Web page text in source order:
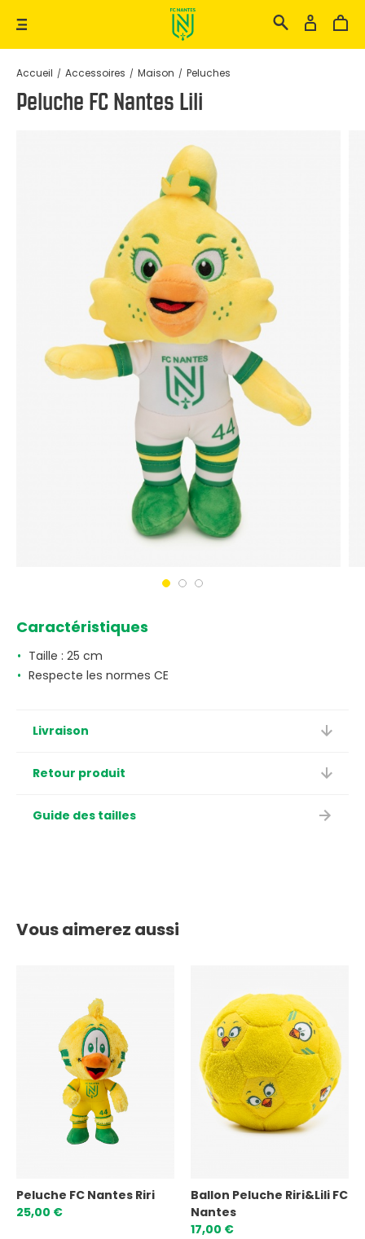
recherche
Accueil Accessoires Maison Peluches
Peluche FC Nantes Lili
Caractéristiques
Taille : 25 cm
Respecte les normes CE
Livraison
Retour produit
Guide des tailles
Vous aimerez aussi
Peluche FC Nantes Riri
25,00 €
Ballon Peluche Riri&Lili FC
Nantes
17,00 €